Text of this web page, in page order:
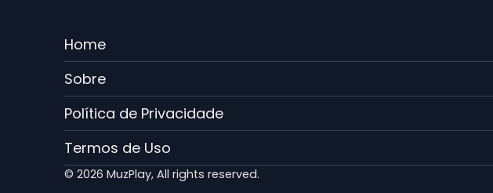
Menu
Rodape
PT
Home
Sobre
Política de Privacidade
Termos de Uso
© 2026 MuzPlay, All rights reserved.